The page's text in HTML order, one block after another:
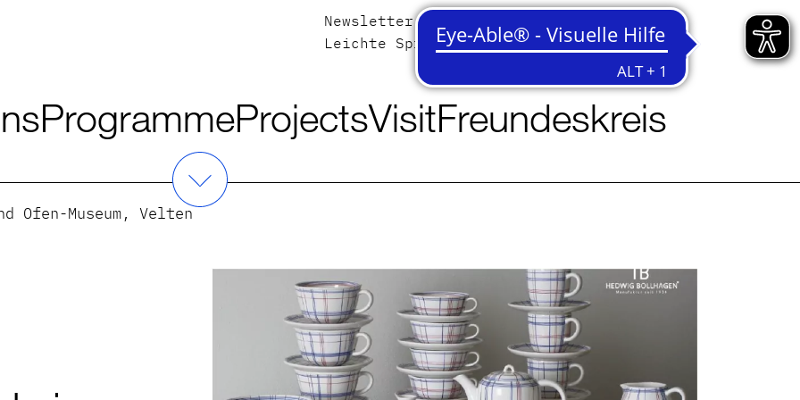
Newsletter
Leichte Sprache
English Deutsch
ProgrammeProjectsVisitFreundeskreis
Ofen-Museum, Velten